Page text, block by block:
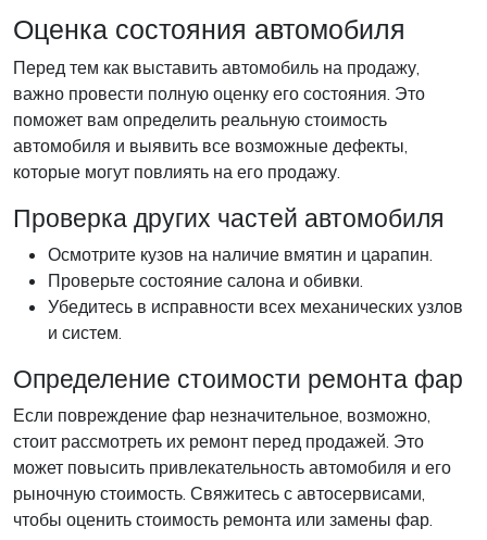
Оценка состояния автомобиля
Перед тем как выставить автомобиль на продажу,
важно провести полную оценку его состояния. Это
поможет вам определить реальную стоимость
автомобиля и выявить все возможные дефекты,
которые могут повлиять на его продажу.
Проверка других частей автомобиля
Осмотрите кузов на наличие вмятин и царапин.
Проверьте состояние салона и обивки.
Убедитесь в исправности всех механических узлов
и систем.
Определение стоимости ремонта фар
Если повреждение фар незначительное, возможно,
стоит рассмотреть их ремонт перед продажей. Это
может повысить привлекательность автомобиля и его
рыночную стоимость. Свяжитесь с автосервисами,
чтобы оценить стоимость ремонта или замены фар.